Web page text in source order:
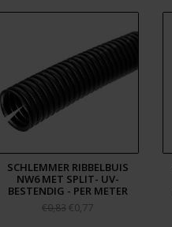
SCHLEMMER RIBBELBUIS
NW6 MET SPLIT- UV-
BESTENDIG - PER METER
€0,83€0,77